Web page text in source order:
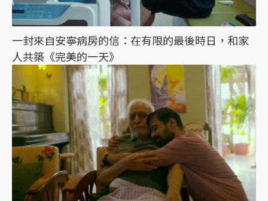
一封來自安寧病房的信：在有限的最後時日，和家
人共築《完美的一天》